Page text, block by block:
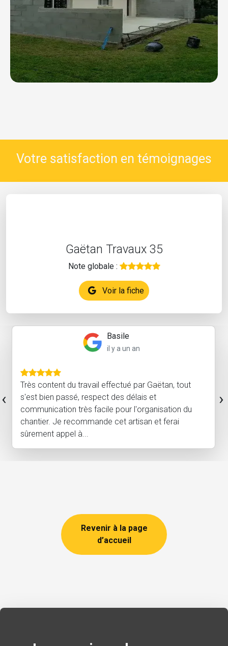
Votre satisfaction en témoignages
Gaëtan Travaux 35
Note globale :
Voir la fiche
Basile
il y a un an
Très content du travail effectué par Gaëtan, tout
s'est bien passé, respect des délais et
communication très facile pour l'organisation du
chantier. Je recommande cet artisan et ferai
sûrement appel à...
‹ ›
Revenir à la page
d’accueil